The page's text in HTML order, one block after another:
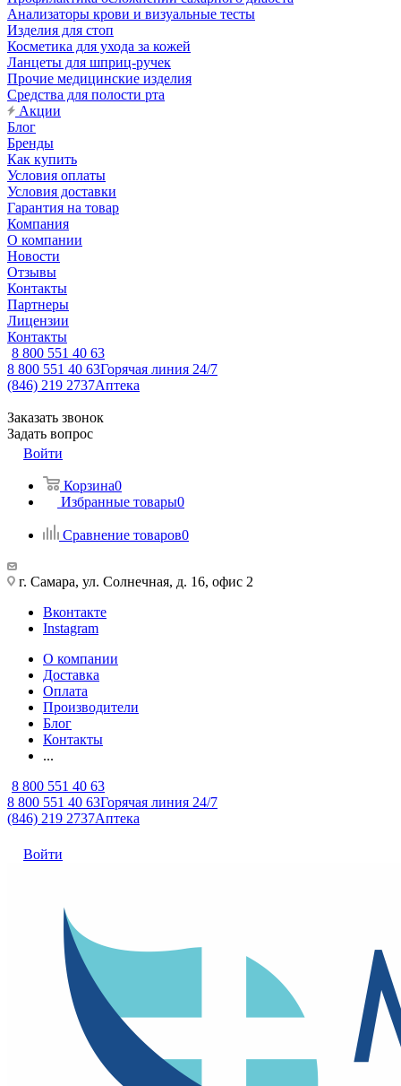
Анализаторы крови и визуальные тесты
Изделия для стоп
Косметика для ухода за кожей
Ланцеты для шприц-ручек
Прочие медицинские изделия
Средства для полости рта
Акции
Блог
Бренды
Как купить
Условия оплаты
Условия доставки
Гарантия на товар
Компания
О компании
Новости
Отзывы
Контакты
Партнеры
Лицензии
Контакты
8 800 551 40 63
8 800 551 40 63Горячая линия 24/7
(846) 219 2737Аптека
Заказать звонок
Задать вопрос
Войти
Корзина0
Избранные товары0
Сравнение товаров0
г. Самара, ул. Солнечная, д. 16, офис 2
Вконтакте
Instagram
О компании
Доставка
Оплата
Производители
Блог
Контакты
...
8 800 551 40 63
8 800 551 40 63Горячая линия 24/7
(846) 219 2737Аптека
Войти